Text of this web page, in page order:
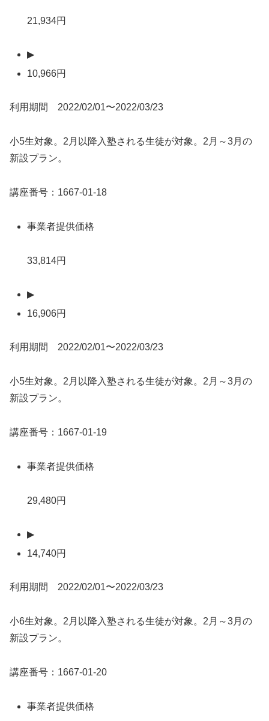
21,934円
▶
10,966円
利用期間 2022/02/01〜2022/03/23
小5生対象。2月以降入塾される生徒が対象。2月～3月の
新設プラン。
講座番号：1667-01-18
事業者提供価格
33,814円
▶
16,906円
利用期間 2022/02/01〜2022/03/23
小5生対象。2月以降入塾される生徒が対象。2月～3月の
新設プラン。
講座番号：1667-01-19
事業者提供価格
29,480円
▶
14,740円
利用期間 2022/02/01〜2022/03/23
小6生対象。2月以降入塾される生徒が対象。2月～3月の
新設プラン。
講座番号：1667-01-20
事業者提供価格